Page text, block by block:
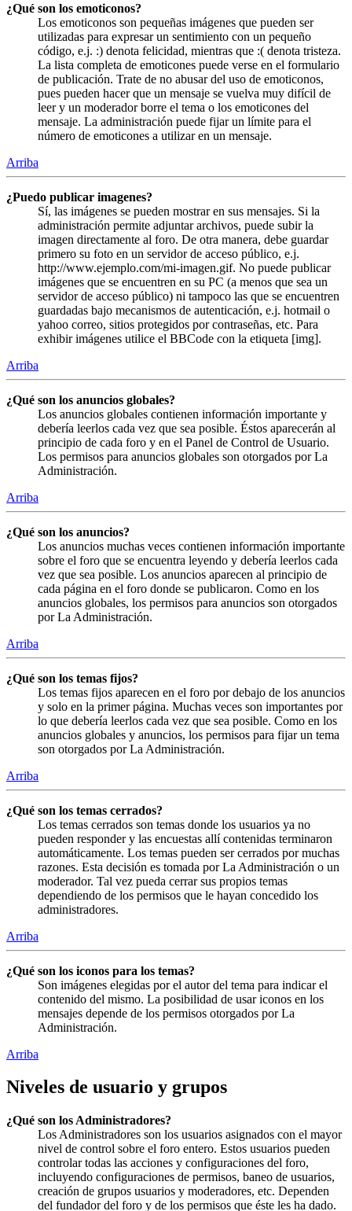
¿Qué son los emoticonos?
Los emoticonos son pequeñas imágenes que pueden ser
utilizadas para expresar un sentimiento con un pequeño
código, e.j. :) denota felicidad, mientras que :( denota tristeza.
La lista completa de emoticones puede verse en el formulario
de publicación. Trate de no abusar del uso de emoticonos,
pues pueden hacer que un mensaje se vuelva muy difícil de
leer y un moderador borre el tema o los emoticones del
mensaje. La administración puede fijar un límite para el
número de emoticones a utilizar en un mensaje.
Arriba
¿Puedo publicar imagenes?
Sí, las imágenes se pueden mostrar en sus mensajes. Si la
administración permite adjuntar archivos, puede subir la
imagen directamente al foro. De otra manera, debe guardar
primero su foto en un servidor de acceso público, e.j.
http://www.ejemplo.com/mi-imagen.gif. No puede publicar
imágenes que se encuentren en su PC (a menos que sea un
servidor de acceso público) ni tampoco las que se encuentren
guardadas bajo mecanismos de autenticación, e.j. hotmail o
yahoo correo, sitios protegidos por contraseñas, etc. Para
exhibir imágenes utilice el BBCode con la etiqueta [img].
Arriba
¿Qué son los anuncios globales?
Los anuncios globales contienen información importante y
debería leerlos cada vez que sea posible. Éstos aparecerán al
principio de cada foro y en el Panel de Control de Usuario.
Los permisos para anuncios globales son otorgados por La
Administración.
Arriba
¿Qué son los anuncios?
Los anuncios muchas veces contienen información importante
sobre el foro que se encuentra leyendo y debería leerlos cada
vez que sea posible. Los anuncios aparecen al principio de
cada página en el foro donde se publicaron. Como en los
anuncios globales, los permisos para anuncios son otorgados
por La Administración.
Arriba
¿Qué son los temas fijos?
Los temas fijos aparecen en el foro por debajo de los anuncios
y solo en la primer página. Muchas veces son importantes por
lo que debería leerlos cada vez que sea posible. Como en los
anuncios globales y anuncios, los permisos para fijar un tema
son otorgados por La Administración.
Arriba
¿Qué son los temas cerrados?
Los temas cerrados son temas donde los usuarios ya no
pueden responder y las encuestas allí contenidas terminaron
automáticamente. Los temas pueden ser cerrados por muchas
razones. Esta decisión es tomada por La Administración o un
moderador. Tal vez pueda cerrar sus propios temas
dependiendo de los permisos que le hayan concedido los
administradores.
Arriba
¿Qué son los iconos para los temas?
Son imágenes elegidas por el autor del tema para indicar el
contenido del mismo. La posibilidad de usar iconos en los
mensajes depende de los permisos otorgados por La
Administración.
Arriba
Niveles de usuario y grupos
¿Qué son los Administradores?
Los Administradores son los usuarios asignados con el mayor
nivel de control sobre el foro entero. Estos usuarios pueden
controlar todas las acciones y configuraciones del foro,
incluyendo configuraciones de permisos, baneo de usuarios,
creación de grupos usuarios y moderadores, etc. Dependen
del fundador del foro y de los permisos que éste les ha dado.